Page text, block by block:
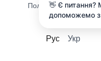
Полная версия сайта
Рус Укр
👋 Є питання?
допоможемо